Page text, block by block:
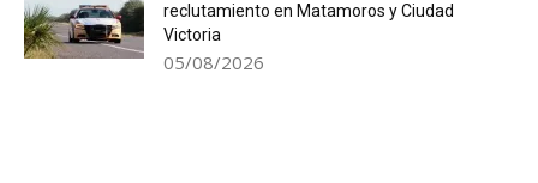
reclutamiento en Matamoros y Ciudad
Victoria
05/08/2026